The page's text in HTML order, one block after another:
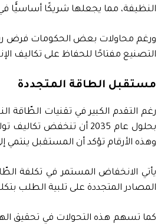
النظيفة، مما يجعلها شريكًا
ورغم محاولات بعض الحكومات فرض
التصنيع مفتاحًا للحفاظ على تكاليف
مستقبل الطاقة المتجددة
رغم التقدم الكبير في تقنيات الطّاقة
وهذه الأرقام تؤكد أن المستقبل ينتمي
يأتي الانخفاض المستمر في تكلفة
المصادر المتجددة على تلبية الطلب
كما تسهم هذه التحولات في تحقيق